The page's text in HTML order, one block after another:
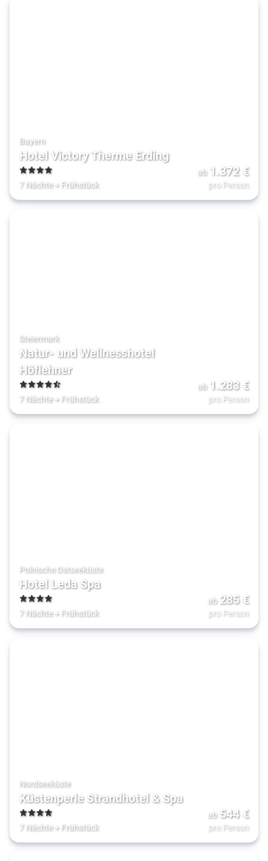
Bayern
Hotel Victory Therme Erding
4
7 Nächte+ Frühstück
ab 1.372€
pro Person
Steiermark
Natur- und Wellnesshotel
Höflehner
4.5
7 Nächte+ Frühstück
ab 1.283€
pro Person
Polnische Ostseeküste
Hotel Leda Spa
4
7 Nächte+ Frühstück
ab 285€
pro Person
Nordseeküste
Küstenperle Strandhotel & Spa
4
7 Nächte+ Frühstück
ab 544€
pro Person